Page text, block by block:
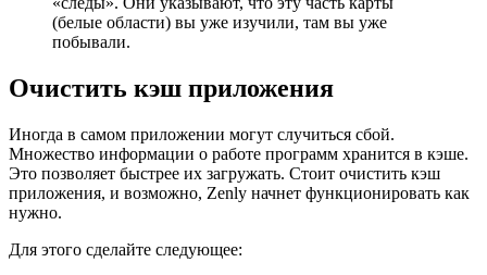
(белые области) вы уже изучили, там вы уже
побывали.
Очистить кэш приложения
Иногда в самом приложении могут случиться сбой.
Множество информации о работе программ хранится в кэше.
Это позволяет быстрее их загружать. Стоит очистить кэш
приложения, и возможно, Zenly начнет функционировать как
нужно.
Для этого сделайте следующее: